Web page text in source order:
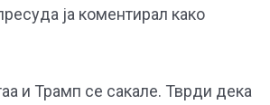
ја коментирал како
и Трамп се сакале. Тврди дека